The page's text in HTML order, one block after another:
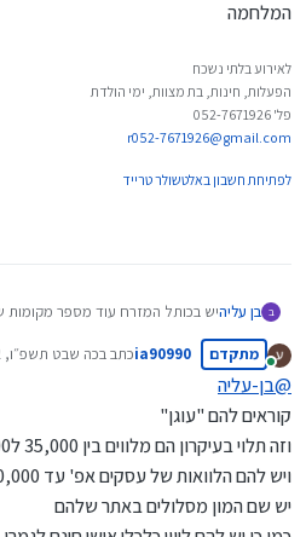
המלחמה
לאירוע בלתי נשכח
הפעלות, חינות, בת מצוות, ימי הולדת
פל' 052-7671926
r052-7671926@gmail.com
לפתיחת חשבון באלטשולר טרייד
ב בן עליהיש בכותל המזרח עוד מספר מקומות
אם רוצים וזה אפשרי אני אעתיק אותם
עריכה: יש את האגודה הישראלית
מה שהבנתי זמן הם מלווים עד 20,000-30,000 ש"ח
המלחמה
מחובר
מתקדם ia90990כתב בכה שבט תשפ״ו, 11:32
נערך לאחרונה על ידי
@בן-עליה
קוראים להם "עוגן"
וזה תלוי בעיקרון הם מלווים בין 35,000 ל50,000 לאנשים
ויש להם הלוואות של עסקים אפ' עד 500,000 ש"ח..
יש שם המון מסלולים באתר שלהם